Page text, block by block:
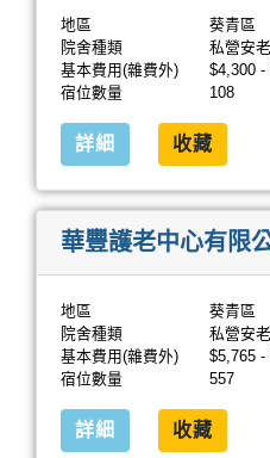
地區
葵青區
院舍種類
私營安
基本費用(雜費外)
$4,300 -
宿位數量
108
詳細 收藏
華豐護老中心有限
地區
葵青區
院舍種類
私營安
基本費用(雜費外)
$5,765 -
宿位數量
557
詳細 收藏